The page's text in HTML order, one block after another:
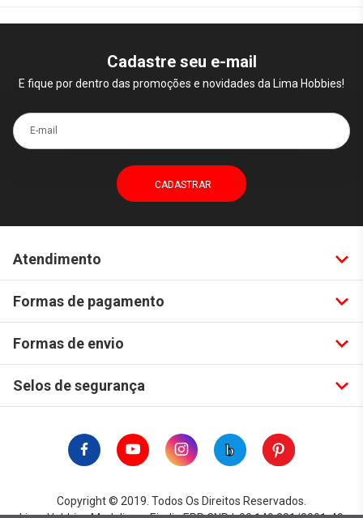
Cadastre seu e-mail
E fique por dentro das promoções e novidades da Lima Hobbies!
E-mail
Atendimento
Formas de pagamento
Formas de envio
Selos de segurança
Copyright © 2019. Todos Os Direitos Reservados.